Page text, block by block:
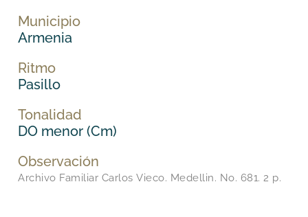
Municipio
Armenia
Ritmo
Pasillo
Tonalidad
DO menor (Cm)
Observación
Archivo Familiar Carlos Vieco. Medellin. No. 681. 2 p.